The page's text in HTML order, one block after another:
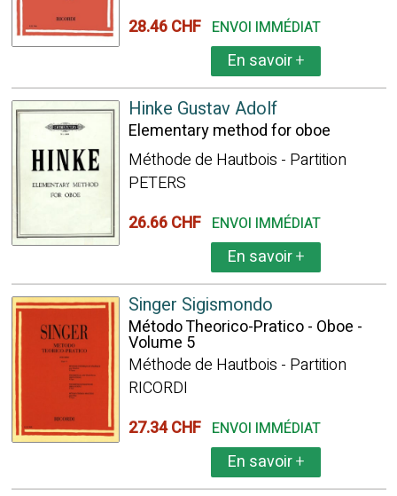
28.46 CHF ENVOI IMMÉDIAT
En savoir+
Hinke Gustav Adolf
Elementary method for oboe
Méthode de Hautbois - Partition
PETERS
26.66 CHF ENVOI IMMÉDIAT
En savoir+
Singer Sigismondo
Método Theorico-Pratico - Oboe -
Volume 5
Méthode de Hautbois - Partition
RICORDI
27.34 CHF ENVOI IMMÉDIAT
En savoir+